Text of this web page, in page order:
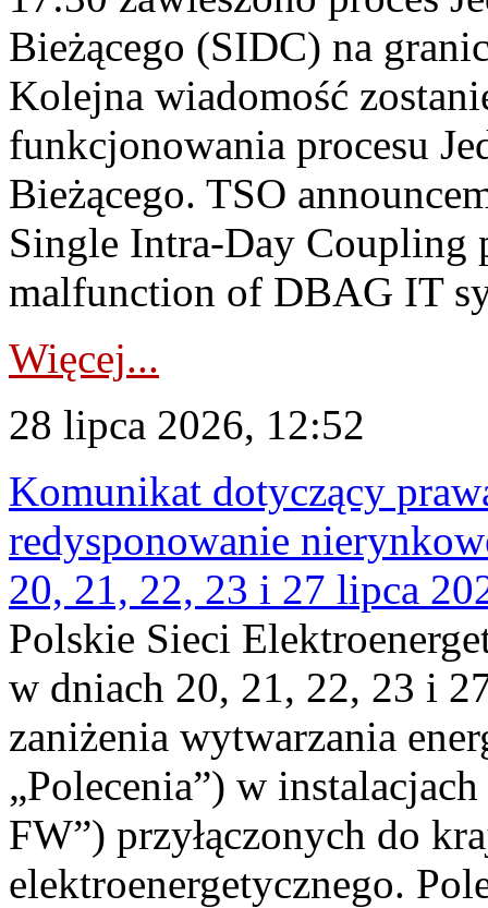
Bieżącego (SIDC) na
Kolejna wiadomość
funkcjonowania procesu
Bieżącego. TSO
Single Intra-Day Coupling
malfunction of DBAG IT
Więcej...
28 lipca 2026, 12:52
Komunikat dotyczący
redysponowanie
20, 21, 22, 23 i 27 lipca
Polskie Sieci
w dniach 20, 21, 22, 23 i
zaniżenia wytwarzania
„Polecenia”) w
FW”) przyłączonych do
elektroenergetycznego.